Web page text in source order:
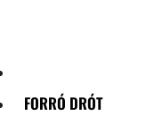
FORRÓ DRÓT